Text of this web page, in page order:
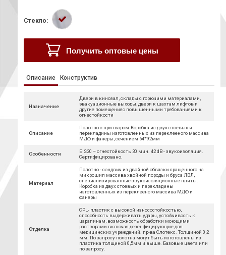
Стекло:
Получить оптовые цены
Описание Конструктив
Назначение
Двери в кинозал, склады с горючими материалами,
эвакуационные выходы, двери к шахтам лифтов и
другие помещенияс повышенными требованиями к
огнестойкости
Описание
Полотно с притвором.Коробка из двух стоевых и
перекладины изготовленных из переклееного массива
МДФ и фанеры, сечением 64*92мм
Особенности
EIS30 – огнестойкость 30 мин. 42 dB - звукоизоляция.
Сертифицировано.
Материал
Полотно - сэндвич из двойной обвязки сращенного на
микрошип массива хвойной породы и бруса ЛВЛ,
специализированные звукоизоляционные плиты.
Коробка из двух стоевых и перекладины
изготовленных из переклееного массива МДФ и
фанеры
Отделка
CPL- пластик с высокой износостойкостью,
способность выдерживать удары, устойчивость к
царапинам, возможность обработки моющими
растворами включая дезенфицирующие для
медицинских учреждений. пр-ва Слотекс. Толщиной 0,2
мм. По запросу полотна могут быть изготовлены из
пластика толщиной 0,5мм и выше. Базовые цвета или
по запросу.